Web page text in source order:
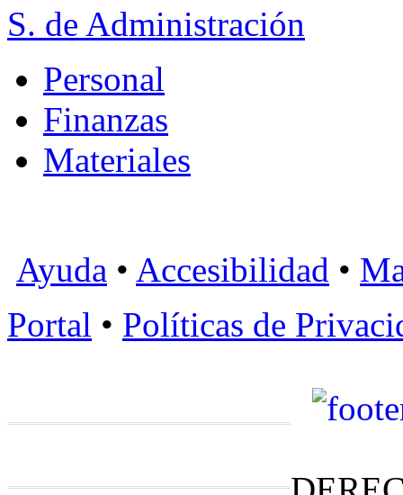
S. de Administración
Personal
Finanzas
Materiales
Ayuda • Accesibilidad •
Portal • Políticas de